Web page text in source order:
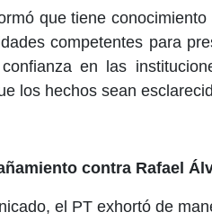
que tiene
competentes para
en las
los hechos sean
contra Rafael
el PT exhortó de